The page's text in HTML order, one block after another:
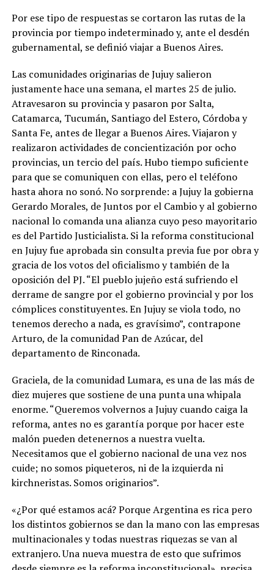
Por ese tipo de respuestas se cortaron las rutas de la
provincia por tiempo indeterminado y, ante el desdén
gubernamental, se definió viajar a Buenos Aires.
Las comunidades originarias de Jujuy salieron
justamente hace una semana, el martes 25 de julio.
Atravesaron su provincia y pasaron por Salta,
Catamarca, Tucumán, Santiago del Estero, Córdoba y
Santa Fe, antes de llegar a Buenos Aires. Viajaron y
realizaron actividades de concientización por ocho
provincias, un tercio del país. Hubo tiempo suficiente
para que se comuniquen con ellas, pero el teléfono
hasta ahora no sonó. No sorprende: a Jujuy la gobierna
Gerardo Morales, de Juntos por el Cambio y al gobierno
nacional lo comanda una alianza cuyo peso mayoritario
es del Partido Justicialista. Si la reforma constitucional
en Jujuy fue aprobada sin consulta previa fue por obra y
gracia de los votos del oficialismo y también de la
oposición del PJ. “El pueblo jujeño está sufriendo el
derrame de sangre por el gobierno provincial y por los
cómplices constituyentes. En Jujuy se viola todo, no
tenemos derecho a nada, es gravísimo”, contrapone
Arturo, de la comunidad Pan de Azúcar, del
departamento de Rinconada.
Graciela, de la comunidad Lumara, es una de las más de
diez mujeres que sostiene de una punta una whipala
enorme. “Queremos volvernos a Jujuy cuando caiga la
reforma, antes no es garantía porque por hacer este
malón pueden detenernos a nuestra vuelta.
Necesitamos que el gobierno nacional de una vez nos
cuide; no somos piqueteros, ni de la izquierda ni
kirchneristas. Somos originarios”.
«¿Por qué estamos acá? Porque Argentina es rica pero
los distintos gobiernos se dan la mano con las empresas
multinacionales y todas nuestras riquezas se van al
extranjero. Una nueva muestra de esto que sufrimos